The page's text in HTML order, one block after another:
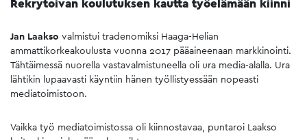
Rekrytoivan koulutuksen kautta työelämään kiinni
Jan Laakso valmistui tradenomiksi Haaga-Helian
ammattikorkeakoulusta vuonna 2017 pääaineenaan markkinointi.
Tähtäimessä nuorella vastavalmistuneella oli ura media-alalla. Ura
lähtikin lupaavasti käyntiin hänen työllistyessään nopeasti
mediatoimistoon.
Vaikka työ mediatoimistossa oli kiinnostavaa, puntaroi Laakso